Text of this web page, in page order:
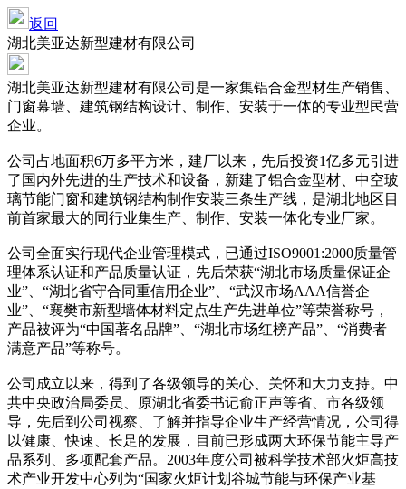
返回
湖北美亚达新型建材有限公司
湖北美亚达新型建材有限公司是一家集铝合金型材生产销售、
门窗幕墙、建筑钢结构设计、制作、安装于一体的专业型民营
企业。
公司占地面积6万多平方米，建厂以来，先后投资1亿多元引进
了国内外先进的生产技术和设备，新建了铝合金型材、中空玻
璃节能门窗和建筑钢结构制作安装三条生产线，是湖北地区目
前首家最大的同行业集生产、制作、安装一体化专业厂家。
公司全面实行现代企业管理模式，已通过ISO9001:2000质量管
理体系认证和产品质量认证，先后荣获“湖北市场质量保证企
业”、“湖北省守合同重信用企业”、“武汉市场AAA信誉企
业”、“襄樊市新型墙体材料定点生产先进单位”等荣誉称号，
产品被评为“中国著名品牌”、“湖北市场红榜产品”、“消费者
满意产品”等称号。
公司成立以来，得到了各级领导的关心、关怀和大力支持。中
共中央政治局委员、原湖北省委书记俞正声等省、市各级领
导，先后到公司视察、了解并指导企业生产经营情况，公司得
以健康、快速、长足的发展，目前已形成两大环保节能主导产
品系列、多项配套产品。2003年度公司被科学技术部火炬高技
术产业开发中心列为“国家火炬计划谷城节能与环保产业基